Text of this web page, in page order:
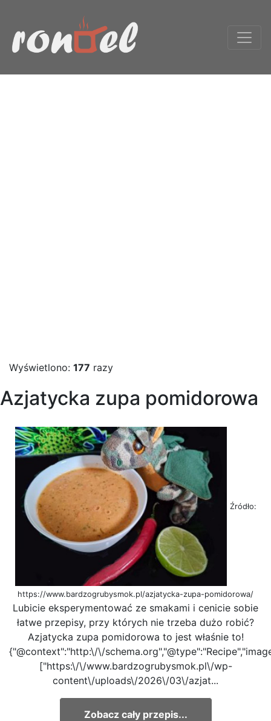
Wyświetlono: 177 razy
Azjatycka zupa pomidorowa
Źródło:
https://www.bardzogrubysmok.pl/azjatycka-zupa-pomidorowa/
Lubicie eksperymentować ze smakami i cenicie sobie
łatwe przepisy, przy których nie trzeba dużo robić?
Azjatycka zupa pomidorowa to jest właśnie to!
{"@context":"http:\/\/
["https:\/\/www.bardzogrubysmok.pl\/wp-
content\/uploads\/2026\/03\/azjat...
Zobacz cały przepis...